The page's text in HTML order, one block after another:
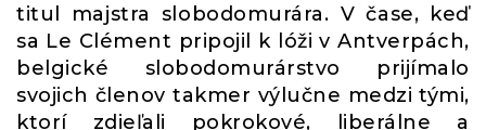
titul majstra slobodomurára. V čase, keď
sa Le Clément pripojil k lóži v Antverpách,
belgické slobodomurárstvo prijímalo
svojich členov takmer výlučne medzi tými,
ktorí zdieľali pokrokové, liberálne a